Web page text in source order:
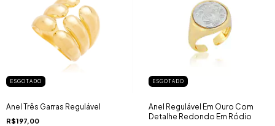
ESGOTADO
Anel Três Garras Regulável
R$197,00
ESGOTADO
Anel Regulável Em Ouro Com
Detalhe Redondo Em Ródio